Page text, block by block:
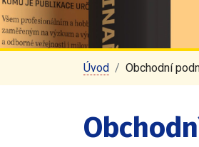
Úvod Obchodní